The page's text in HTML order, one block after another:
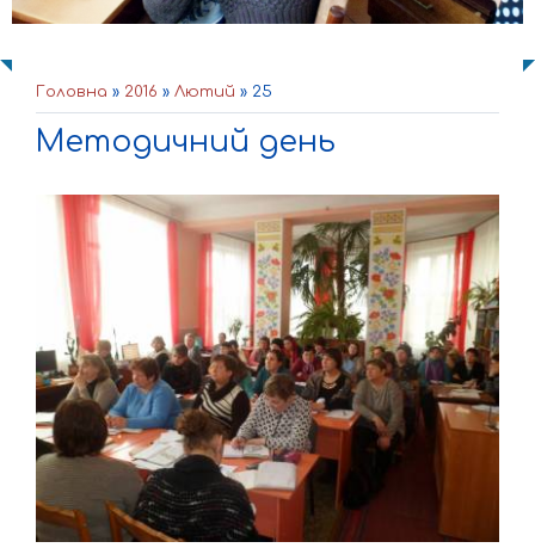
Головна » 2016 » Лютий » 25
Методичний день